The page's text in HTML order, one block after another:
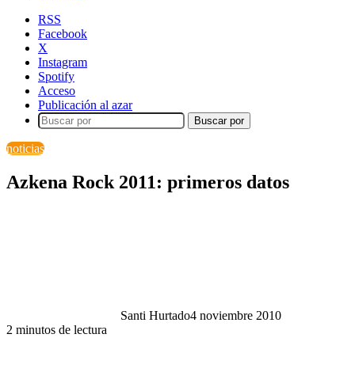
RSS
Facebook
X
Instagram
Spotify
Acceso
Publicación al azar
Buscar por
noticias
Azkena Rock 2011: primeros datos
Santi Hurtado4 noviembre 2010
2 minutos de lectura